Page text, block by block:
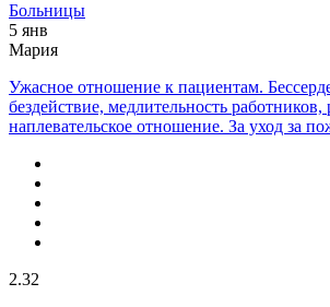
Больницы
5 янв
Мария
Ужасное отношение к пациентам.
бездействие, медлительность
наплевательское отношение. За уход за
2.32